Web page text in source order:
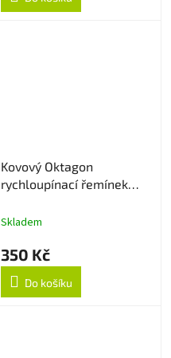
Kovový Oktagon
rychloupínací řemínek
Skladem
350 Kč
Do košíku